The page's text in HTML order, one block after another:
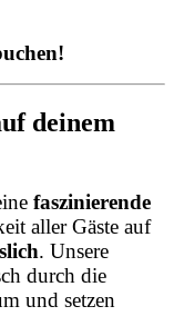
deinem
faszinierende
aller Gäste auf
. Unsere
durch die
und setzen